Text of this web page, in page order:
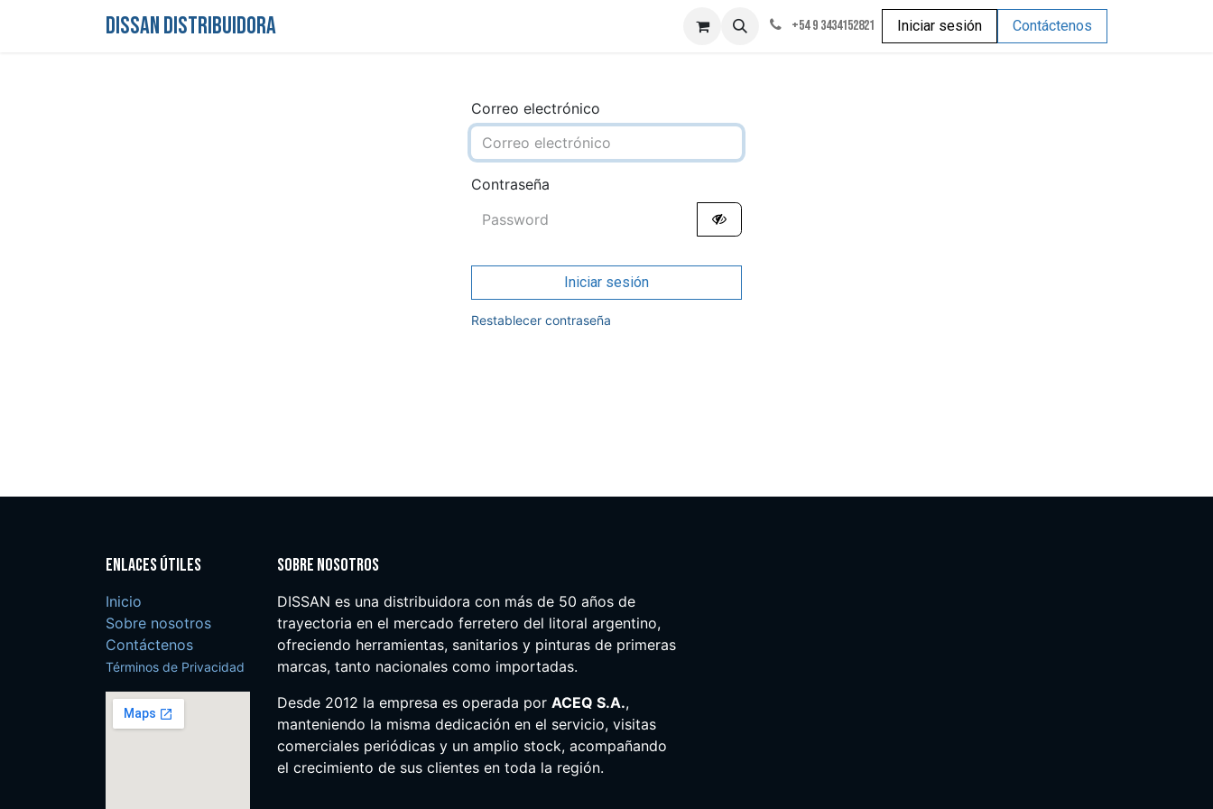
DISSAN DISTRIBUIDORA +54 9 3434152821 Iniciar sesión Contáctenos
Correo electrónico
Contraseña
Iniciar sesión
Restablecer contraseña
Enlaces útiles
Inicio
Sobre nosotros
Contáctenos
Términos de Privacidad
Sobre nosotros
DISSAN es una distribuidora con más de 50 años de
trayectoria en el mercado ferretero del litoral argentino,
ofreciendo herramientas, sanitarios y pinturas de primeras
marcas, tanto nacionales como importadas.
Desde 2012 la empresa es operada por ACEQ S.A.,
manteniendo la misma dedicación en el servicio, visitas
comerciales periódicas y un amplio stock, acompañando
el crecimiento de sus clientes en toda la región.